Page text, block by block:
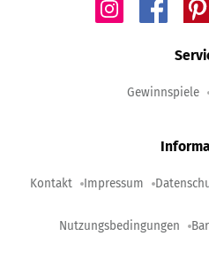
Gewinnspiele
Kontakt Impressum
Nutzungsbedingungen